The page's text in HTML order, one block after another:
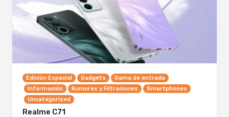
Edición Especial Gadgets
Gama de entrada
Información
Rumores y Filtraciones
Smartphones
Uncategorized
Realme C71